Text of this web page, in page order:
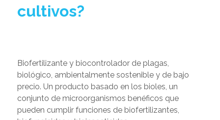
cultivos?
Biofertilizante y biocontrolador de plagas,
biológico, ambientalmente sostenible y de bajo
precio. Un producto basado en los bioles, un
conjunto de microorganismos benéficos que
pueden cumplir funciones de biofertilizantes,